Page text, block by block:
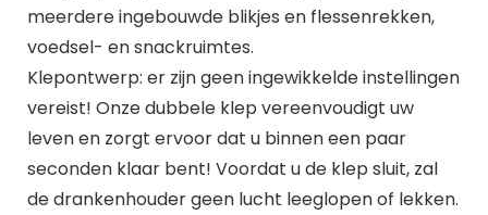
meerdere ingebouwde blikjes en flessenrekken,
voedsel- en snackruimtes.
Klepontwerp: er zijn geen ingewikkelde instellingen
vereist! Onze dubbele klep vereenvoudigt uw
leven en zorgt ervoor dat u binnen een paar
seconden klaar bent! Voordat u de klep sluit, zal
de drankenhouder geen lucht leeglopen of lekken.